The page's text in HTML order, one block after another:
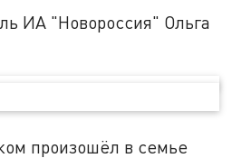
ИА "Новороссия" Ольга
произошёл в семье